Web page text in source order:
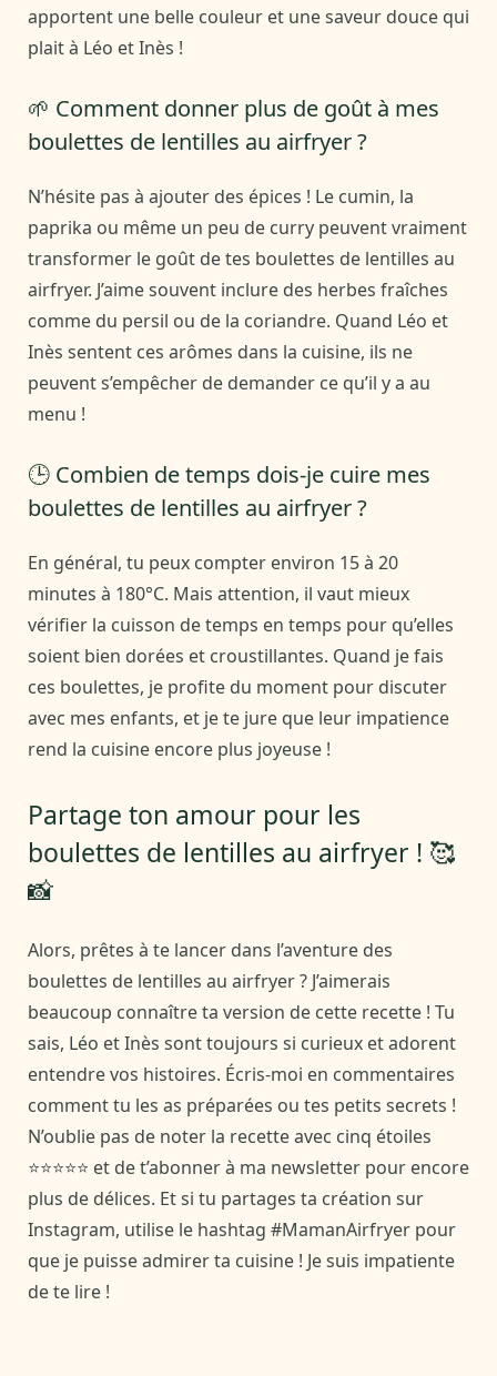
apportent une belle couleur et une saveur douce qui
plait à Léo et Inès !
🌱 Comment donner plus de goût à mes
boulettes de lentilles au airfryer ?
N’hésite pas à ajouter des épices ! Le cumin, la
paprika ou même un peu de curry peuvent vraiment
transformer le goût de tes boulettes de lentilles au
airfryer. J’aime souvent inclure des herbes fraîches
comme du persil ou de la coriandre. Quand Léo et
Inès sentent ces arômes dans la cuisine, ils ne
peuvent s’empêcher de demander ce qu’il y a au
menu !
🕒 Combien de temps dois-je cuire mes
boulettes de lentilles au airfryer ?
En général, tu peux compter environ 15 à 20
minutes à 180°C. Mais attention, il vaut mieux
vérifier la cuisson de temps en temps pour qu’elles
soient bien dorées et croustillantes. Quand je fais
ces boulettes, je profite du moment pour discuter
avec mes enfants, et je te jure que leur impatience
rend la cuisine encore plus joyeuse !
Partage ton amour pour les
boulettes de lentilles au airfryer ! 🥰
📸
Alors, prêtes à te lancer dans l’aventure des
boulettes de lentilles au airfryer ? J’aimerais
beaucoup connaître ta version de cette recette ! Tu
sais, Léo et Inès sont toujours si curieux et adorent
entendre vos histoires. Écris-moi en commentaires
comment tu les as préparées ou tes petits secrets !
N’oublie pas de noter la recette avec cinq étoiles
⭐⭐⭐⭐⭐ et de t’abonner à ma newsletter pour encore
plus de délices. Et si tu partages ta création sur
Instagram, utilise le hashtag #MamanAirfryer pour
que je puisse admirer ta cuisine ! Je suis impatiente
de te lire !